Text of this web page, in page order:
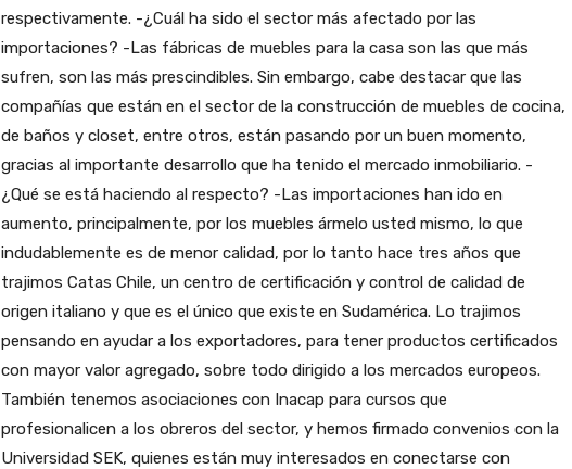
respectivamente. -¿Cuál ha sido el sector más afectado por las
importaciones? -Las fábricas de muebles para la casa son las que más
sufren, son las más prescindibles. Sin embargo, cabe destacar que las
compañías que están en el sector de la construcción de muebles de cocina,
de baños y closet, entre otros, están pasando por un buen momento,
gracias al importante desarrollo que ha tenido el mercado inmobiliario. -
¿Qué se está haciendo al respecto? -Las importaciones han ido en
aumento, principalmente, por los muebles ármelo usted mismo, lo que
indudablemente es de menor calidad, por lo tanto hace tres años que
trajimos Catas Chile, un centro de certificación y control de calidad de
origen italiano y que es el único que existe en Sudamérica. Lo trajimos
pensando en ayudar a los exportadores, para tener productos certificados
con mayor valor agregado, sobre todo dirigido a los mercados europeos.
También tenemos asociaciones con Inacap para cursos que
profesionalicen a los obreros del sector, y hemos firmado convenios con la
Universidad SEK, quienes están muy interesados en conectarse con